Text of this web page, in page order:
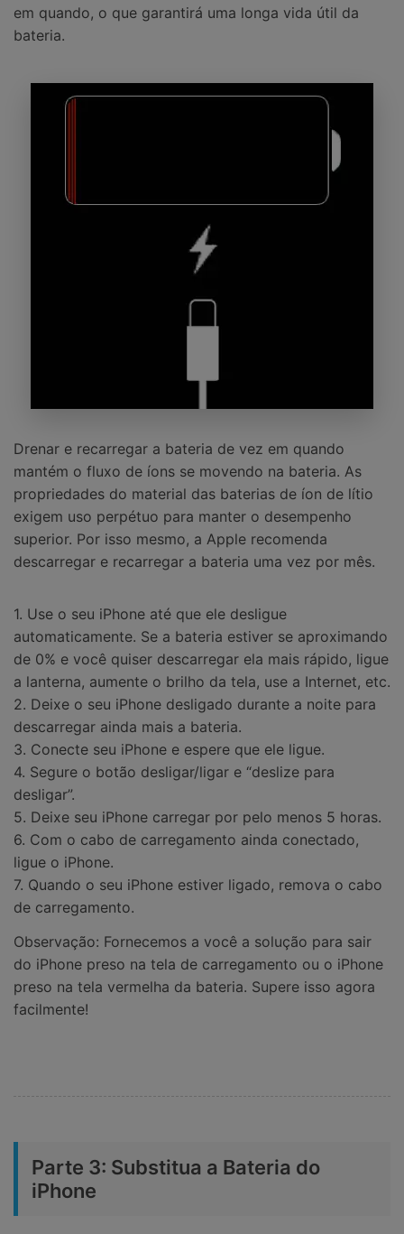
em quando, o que garantirá uma longa vida útil da
bateria.
Drenar e recarregar a bateria de vez em quando
mantém o fluxo de íons se movendo na bateria. As
propriedades do material das baterias de íon de lítio
exigem uso perpétuo para manter o desempenho
superior. Por isso mesmo, a Apple recomenda
descarregar e recarregar a bateria uma vez por mês.
1. Use o seu iPhone até que ele desligue
automaticamente. Se a bateria estiver se aproximando
de 0% e você quiser descarregar ela mais rápido, ligue
a lanterna, aumente o brilho da tela, use a Internet, etc.
2. Deixe o seu iPhone desligado durante a noite para
descarregar ainda mais a bateria.
3. Conecte seu iPhone e espere que ele ligue.
4. Segure o botão desligar/ligar e “deslize para
desligar”.
5. Deixe seu iPhone carregar por pelo menos 5 horas.
6. Com o cabo de carregamento ainda conectado,
ligue o iPhone.
7. Quando o seu iPhone estiver ligado, remova o cabo
de carregamento.
Observação: Fornecemos a você a solução para sair
do iPhone preso na tela de carregamento ou o iPhone
preso na tela vermelha da bateria. Supere isso agora
facilmente!
Parte 3: Substitua a Bateria do
iPhone